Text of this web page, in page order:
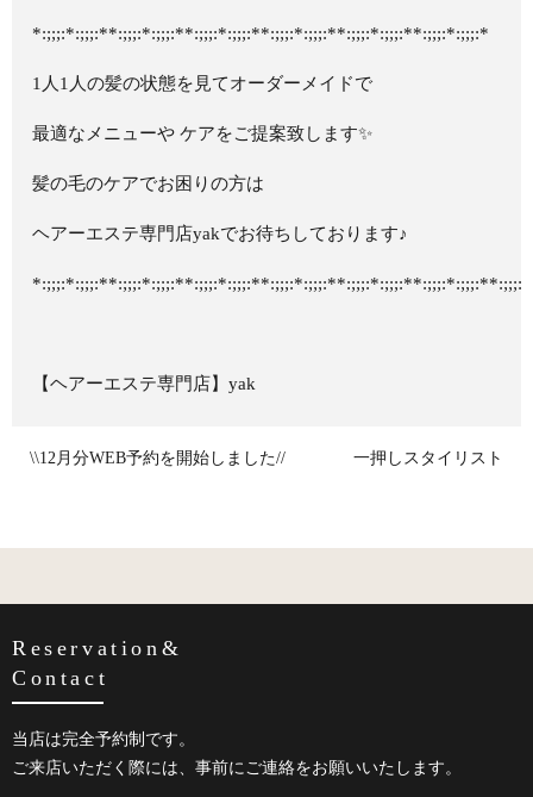
*:;;;:*:;;;:**:;;;:*:;;;:**:;;;:*:;;;:**:;;;:*:;;;:**:;;;:*:;;;:**:;;;:*:;;;:*
1人1人の髪の状態を見てオーダーメイドで
最適なメニューや ケアをご提案致します✨
髪の毛のケアでお困りの方は
ヘアーエステ専門店yakでお待ちしております♪
*:;;;:*:;;;:**:;;;:*:;;;:**:;;;:*:;;;:**:;;;:*:;;;:**:;;;:*:;;;:**:;;;:*:;;;:**:;;;:*
【ヘアーエステ専門店】yak
\\12月分WEB予約を開始しました// 一押しスタイリスト
Reservation&
Contact
当店は完全予約制です。
ご来店いただく際には、事前にご連絡をお願いいたします。